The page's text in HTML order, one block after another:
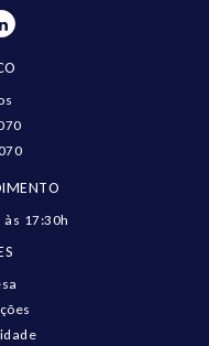
17:30h